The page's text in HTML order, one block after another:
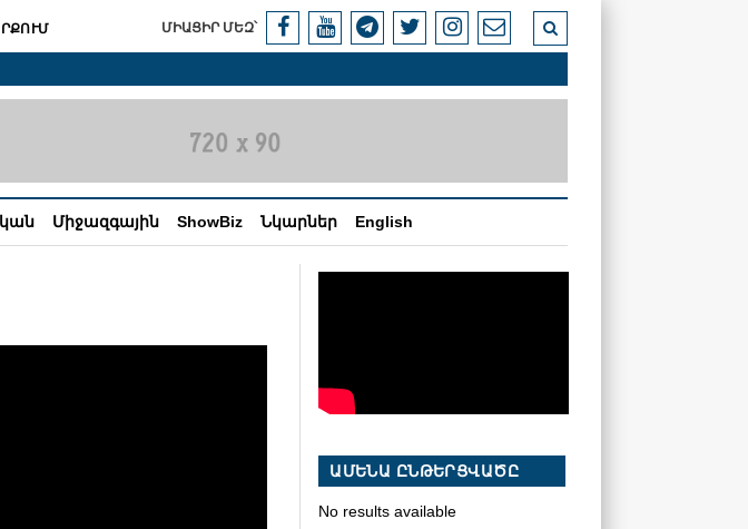
ՄԻԱՑԻՐ ՄԵԶ՝
Միջազգային ShowBiz Նկարներ English
ԱՄԵՆԱ ԸՆԹԵՐՑՎԱԾԸ
No results available